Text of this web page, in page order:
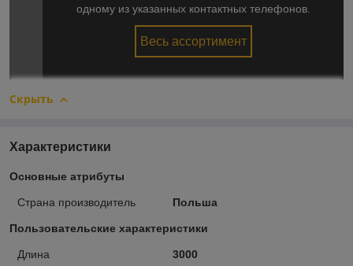
одному из указанных контактных телефонов.
Весь ассортимент
Скрыть
Характеристики
Основные атрибуты
Страна производитель Польша
Пользовательские характеристики
Длина 3000